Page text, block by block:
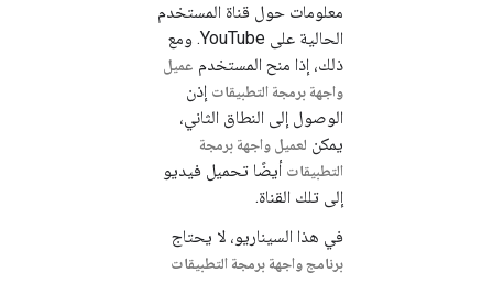
معلومات حول قناة المستخدم
الحالية على YouTube. ومع
ذلك، إذا منح المستخدم عميل
واجهة برمجة التطبيقات إذن
الوصول إلى النطاق الثاني،
يمكن لعميل واجهة برمجة
التطبيقات أيضًا تحميل فيديو
إلى تلك القناة.
في هذا السيناريو، لا يحتاج
برنامج واجهة برمجة التطبيقات